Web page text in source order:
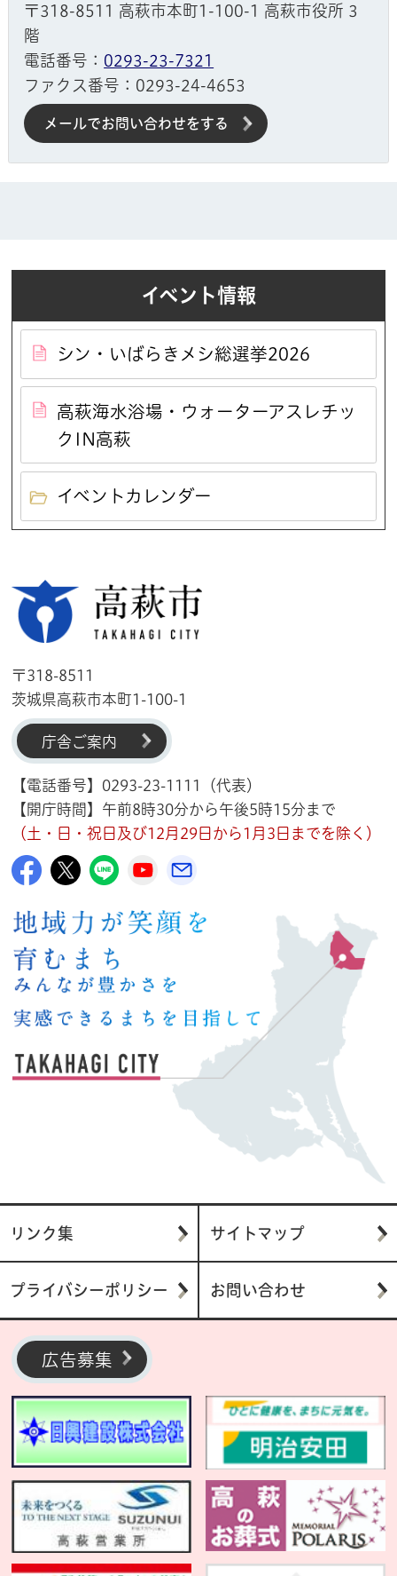
〒318-8511 高萩市本町1-100-1 高萩市役所 3
階
電話番号： 0293-23-7321
ファクス番号：0293-24-4653
メールでお問い合わせをする
イベント情報
シン・いばらきメシ総選挙2026
高萩海水浴場・ウォーターアスレチッ
クIN高萩
イベントカレンダー
〒318-8511
茨城県高萩市本町1-100-1
庁舎ご案内
【電話番号】0293-23-1111（代表）
【開庁時間】午前8時30分から午後5時15分まで
（土・日・祝日及び12月29日から1月3日までを除く）
高萩市公式Facebook
高萩市公式X
高萩市公式LINE
高萩市YouTube公式チャンネル
リンク集 サイトマップ
プライバシーポリシー お問い合わせ
広告募集